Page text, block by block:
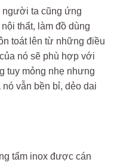
người ta cũng ứng
thất, làm đồ dùng
toát lên từ những điều
nó sẽ phù hợp với
tuy mỏng nhẹ nhưng
vẫn bền bỉ, dẻo dai
tấm inox được cán